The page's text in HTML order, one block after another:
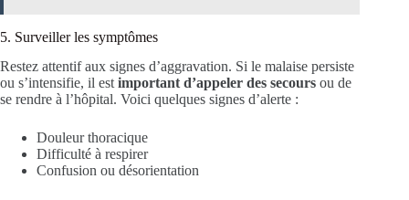
5. Surveiller les symptômes
Restez attentif aux signes d’aggravation. Si le malaise persiste
ou s’intensifie, il estimportant d’appeler des secours ou de
se rendre à l’hôpital. Voici quelques signes d’alerte :
Douleur thoracique
Difficulté à respirer
Confusion ou désorientation